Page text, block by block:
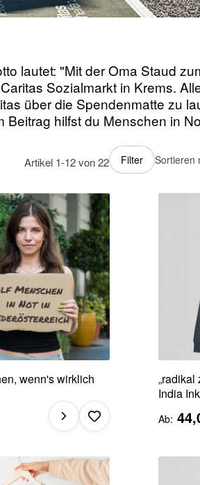
lautet: "Mit der Oma Staud
Sozialmarkt in Krems.
über die Spendenmatte zu
hilfst du Menschen in
Artikel 1-12von22 Filter Sortieren
wenn's wirklich
„radikal
India
Ab